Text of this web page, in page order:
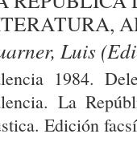
Luis
1984.
La
Edición